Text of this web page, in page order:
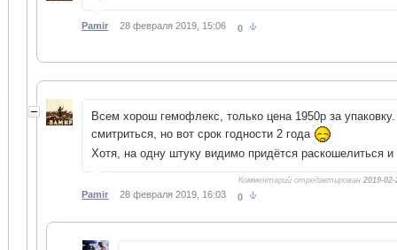
Pamir 28 февраля 2019, 15:06 0
Всем хорош гемофлекс, только цена 1950р за
смитриться, но вот срок годности 2 года
Хотя, на одну штуку видимо придётся раскошелиться и
Комментарий отредактирован2019-
Pamir 28 февраля 2019, 16:03 0